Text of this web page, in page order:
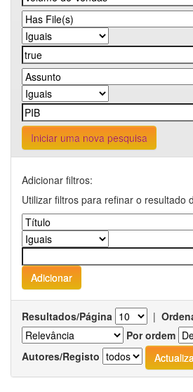
Iniciar uma nova pesquisa
Adicionar filtros:
Utilizar filtros para refinar o resultado
Resultados/Página |
Por ordem
Autores/Registo